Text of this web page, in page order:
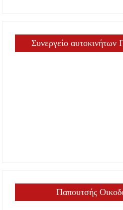
Συνεργείο αυτοκινήτων
Παπουτσής